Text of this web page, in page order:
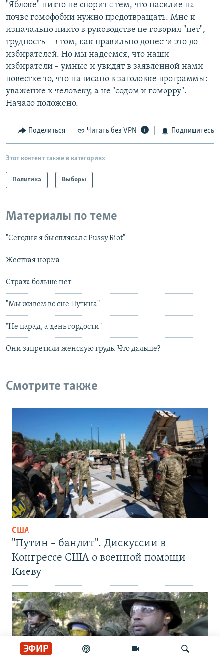
ЭФИР
"Яблоке" никто не спорит с тем, что насилие на
почве гомофобии нужно предотвращать. Мне и
изначально никто в руководстве не говорил "нет",
трудность – в том, как правильно донести это до
избирателей. Но мы надеемся, что наши
избиратели – умные и увидят в заявленной нами
повестке то, что написано в заголовке программы:
уважение к человеку, а не "содом и гоморру".
Начало положено.
Поделиться Читать без VPN Подпишитесь
Этот контент также в категориях
Политика Выборы
Материалы по теме
"Сегодня я бы сплясал с Pussy Riot"
Жесткая норма
Страха больше нет
"Мы живем во сне Путина"
"Не парад, а день гордости"
Они запретили женскую грудь. Что дальше?
Смотрите также
США
"Путин – бандит". Дискуссии в
Конгрессе США о военной помощи
Киеву